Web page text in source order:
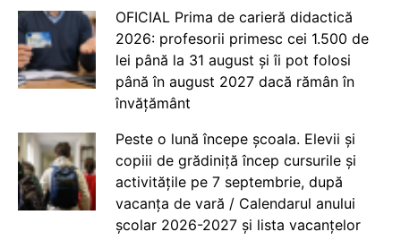
OFICIAL Prima de carieră didactică
2026: profesorii primesc cei 1.500 de
lei până la 31 august și îi pot folosi
până în august 2027 dacă rămân în
învățământ
Peste o lună începe școala. Elevii și
copiii de grădiniță încep cursurile și
activitățile pe 7 septembrie, după
vacanța de vară / Calendarul anului
școlar 2026-2027 și lista vacanțelor